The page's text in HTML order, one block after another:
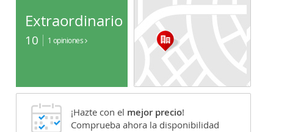
Extraordinario
10 1 opiniones
¡Hazte con el mejor precio!
Comprueba ahora la disponibilidad